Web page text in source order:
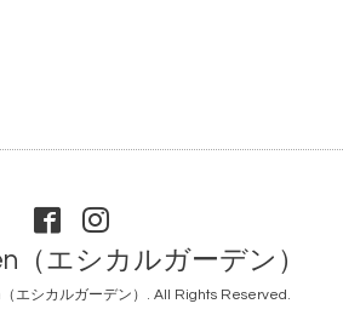
（エシカルガーデン）
エシカルガーデン） . All Rights Reserved.